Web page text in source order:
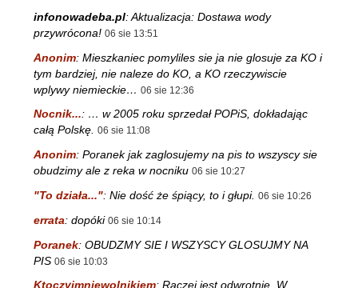
infonowadeba.pl:Aktualizacja: Dostawa wody
przywrócona! 06 sie 13:51
Anonim: Mieszkaniec pomyliles sie ja nie glosuje za KO i
tym bardziej, nie naleze do KO, a KO rzeczywiscie
wplywy niemieckie… 06 sie 12:36
Nocnik...: … w 2005 roku sprzedał POPiS, dokładając
całą Polskę. 06 sie 11:08
Anonim: Poranek jak zaglosujemy na pis to wszyscy sie
obudzimy ale z reka w nocniku 06 sie 10:27
"To działa...": Nie dość że śpiący, to i głupi. 06 sie 10:26
errata: dopóki 06 sie 10:14
Poranek: OBUDZMY SIE I WSZYSCY GLOSUJMY NA
PIS 06 sie 10:03
Ktoczyimniewolnikiem: Raczej jest odwrotnie. W